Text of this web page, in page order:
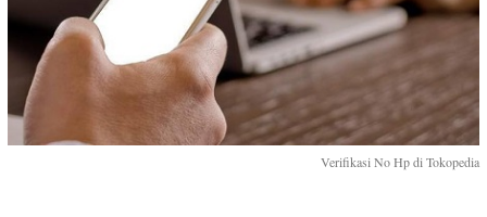
Verifikasi No Hp di Tokopedia